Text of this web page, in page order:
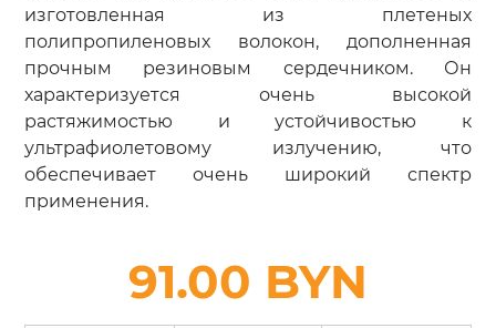
изготовленная из плетеных
полипропиленовых волокон, дополненная
прочным резиновым сердечником. Он
характеризуется очень высокой
растяжимостью и устойчивостью к
ультрафиолетовому излучению, что
обеспечивает очень широкий спектр
применения.
91.00 BYN